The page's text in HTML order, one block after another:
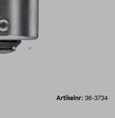
Artikelnr: 36-3734